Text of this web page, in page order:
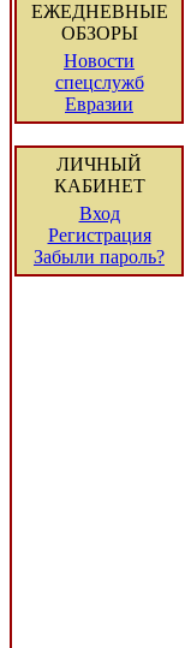
ЕЖЕДНЕВНЫЕ
ОБЗОРЫ
Новости
спецслужб
Евразии
ЛИЧНЫЙ
КАБИНЕТ
Вход
Регистрация
Забыли пароль?